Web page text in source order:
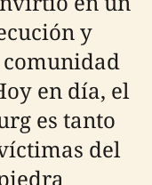
y
en día, el
es tanto
del